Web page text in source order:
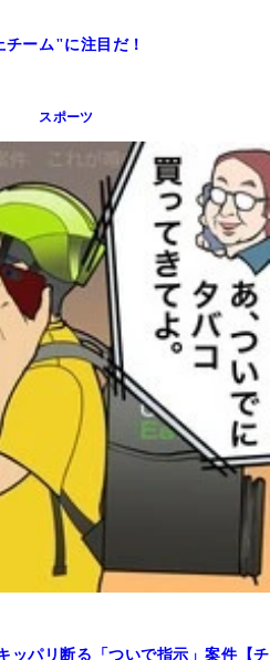
ーム"に注目だ！
スポーツ
ッパリ断る「ついで指示」案件【チ